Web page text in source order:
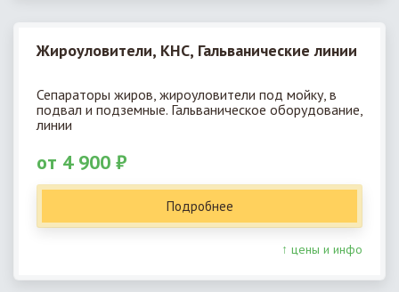
Жироуловители, КНС, Гальванические линии
Сепараторы жиров, жироуловители под мойку, в
подвал и подземные. Гальваническое оборудование,
линии
от 4 900 ₽
Подробнее
↑ цены и инфо